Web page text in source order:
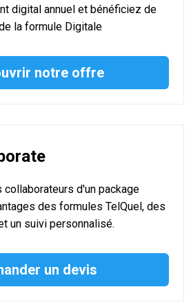
digital annuel et bénéficiez de
la formule Digitale
notre offre
d'un package
des formules TelQuel, des
un suivi personnalisé.
un devis